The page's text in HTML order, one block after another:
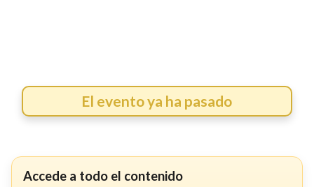
El evento ya ha pasado
Accede a todo el contenido